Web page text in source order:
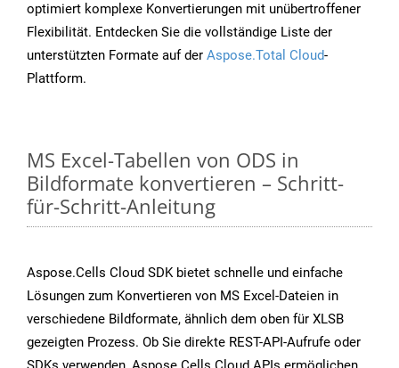
optimiert komplexe Konvertierungen mit unübertroffener
Flexibilität. Entdecken Sie die vollständige Liste der
unterstützten Formate auf der Aspose.Total Cloud-
Plattform.
MS Excel-Tabellen von ODS in
Bildformate konvertieren – Schritt-
für-Schritt-Anleitung
Aspose.Cells Cloud SDK bietet schnelle und einfache
Lösungen zum Konvertieren von MS Excel-Dateien in
verschiedene Bildformate, ähnlich dem oben für XLSB
gezeigten Prozess. Ob Sie direkte REST-API-Aufrufe oder